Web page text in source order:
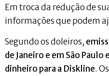
Em troca da redução de
informações que podem
Segundo os doleiros,
de Janeiro e em São
dinheiro para a Diskline.